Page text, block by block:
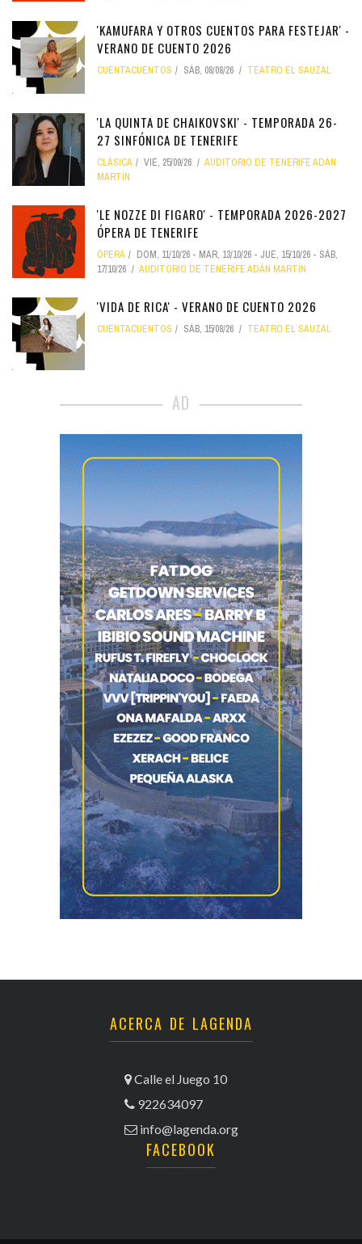
'KAMUFARA Y OTROS CUENTOS PARA FESTEJAR' -
VERANO DE CUENTO 2026
CUENTACUENTOS SÁB, 08/08/26 TEATRO EL SAUZAL
'LA QUINTA DE CHAIKOVSKI' - TEMPORADA 26-
27 SINFÓNICA DE TENERIFE
CLÁSICA VIE, 25/09/26
AUDITORIO DE TENERIFE ADÁN
MARTÍN
'LE NOZZE DI FIGARO' - TEMPORADA 2026-2027
ÓPERA DE TENERIFE
ÓPERA DOM, 11/10/26 - MAR, 13/10/26 - JUE, 15/10/26 - SÁB,
17/10/26
AUDITORIO DE TENERIFE ADÁN MARTÍN
'VIDA DE RICA' - VERANO DE CUENTO 2026
CUENTACUENTOS SÁB, 15/08/26 TEATRO EL SAUZAL
AD
ACERCA DE LAGENDA
Calle el Juego 10
922634097
info@lagenda.org
FACEBOOK